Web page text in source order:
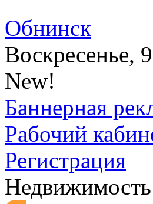
Обнинск
Воскресенье,
New!
Баннерная
Рабочий
Регистрация